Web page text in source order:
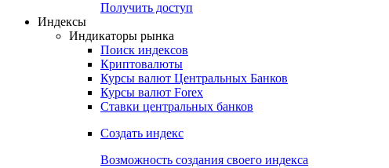
Получить доступ
Индексы
Индикаторы рынка
Поиск индексов
Криптовалюты
Курсы валют Центральных Банков
Курсы валют Forex
Ставки центральных банков
Создать индекс
Возможность создания своего индекса